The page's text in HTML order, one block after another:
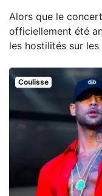
Alors que le
officiellement été
les hostilités sur
Coulisse